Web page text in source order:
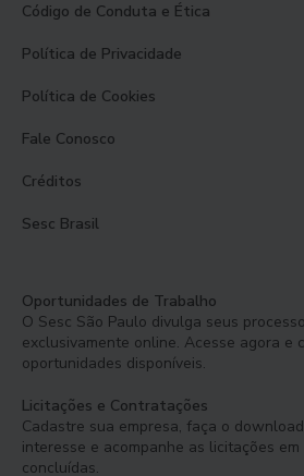
Código de Conduta e Ética
Política de Privacidade
Política de Cookies
Fale Conosco
Créditos
Sesc Brasil
Oportunidades de Trabalho
O Sesc São Paulo divulga seus
exclusivamente online. Acesse agora e
oportunidades disponíveis.
Licitações e Contratações
Cadastre sua empresa, faça o
interesse e acompanhe as licitações
concluídas.